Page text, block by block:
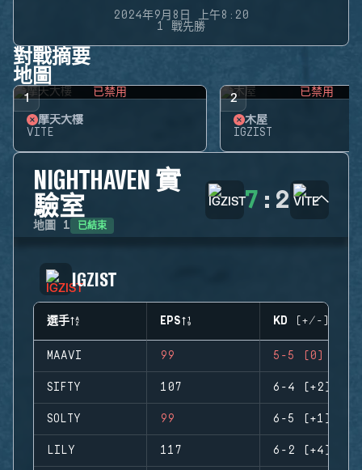
2024年9月8日 上午8:20
1 戰先勝
對戰摘要
地圖
1 已禁用
摩天大樓
VITE
2 已禁用
木屋
IGZIST
NIGHTHAVEN 實
驗室
地圖 1 已結束
7 : 2
IGZIST
選手 EPS KD (+/-)
MAAVI 99 5-5 (0)
SIFTY 107 6-4 (+2)
SOLTY 99 6-5 (+1)
LILY 117 6-2 (+4)